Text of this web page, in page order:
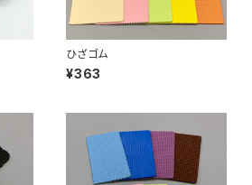
ひざゴム
¥363